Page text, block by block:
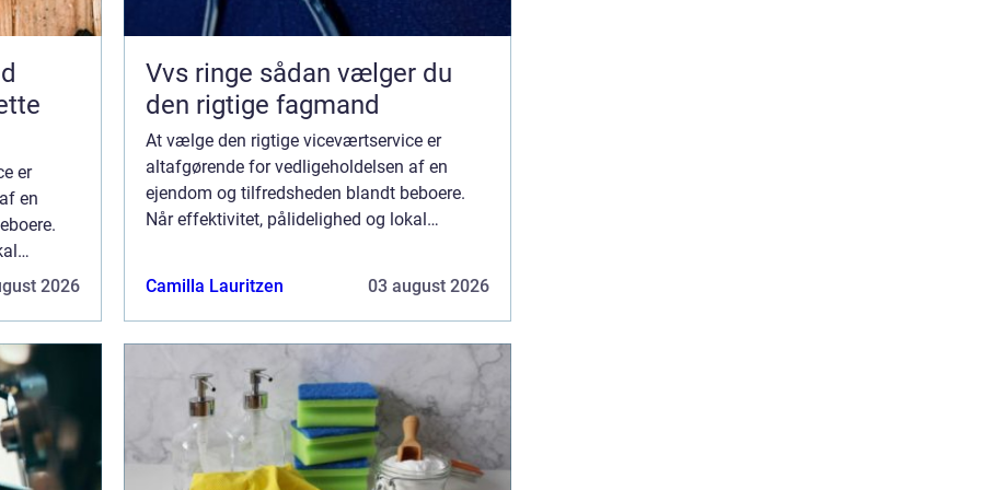
er
en
bliver2026
Vvs ringe sådan vælger du
den rigtige fagmand
At vælge den rigtige viceværtservice er
altafgørende for vedligeholdelsen af en
ejendom og tilfredsheden blandt beboere.
Når effektivitet, pålidelighed og lokal
Camilla Lauritzen 03 august 2026